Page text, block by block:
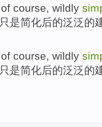
of course, wildly
只是简化后的泛泛的
of course, wildly
只是简化后的泛泛的